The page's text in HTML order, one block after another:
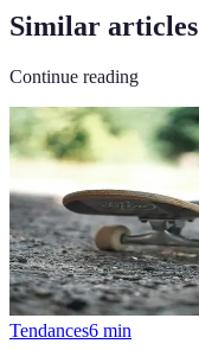
Similar articles
Continue reading
Tendances6 min